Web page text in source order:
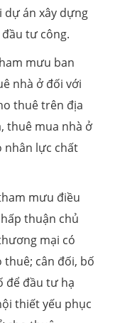
dự án xây dựng
tư công.
mưu ban
nhà ở đối với
thuê trên địa
thuê mua nhà ở
nhân lực chất
mưu điều
thuận chủ
mại có
thuê; cân đối, bố
để đầu tư hạ
thiết yếu phục